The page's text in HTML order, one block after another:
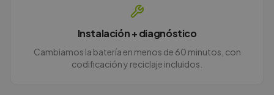
Instalación + diagnóstico
Cambiamos la batería en menos de 60 minutos, con
codificación y reciclaje incluidos.